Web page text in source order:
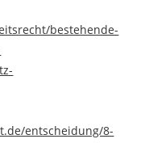
bestehende-
entscheidung/8-